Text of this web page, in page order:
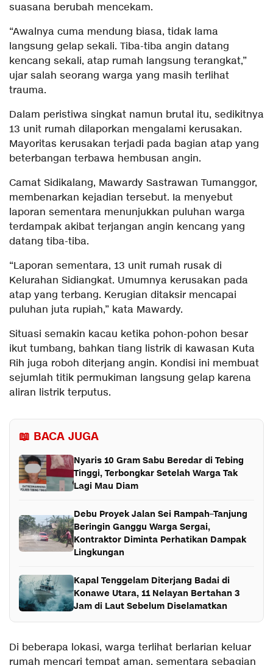
suasana berubah mencekam.
“Awalnya cuma mendung biasa, tidak lama
langsung gelap sekali. Tiba-tiba angin datang
kencang sekali, atap rumah langsung terangkat,”
ujar salah seorang warga yang masih terlihat
trauma.
Dalam peristiwa singkat namun brutal itu, sedikitnya
13 unit rumah dilaporkan mengalami kerusakan.
Mayoritas kerusakan terjadi pada bagian atap yang
beterbangan terbawa hembusan angin.
Camat Sidikalang, Mawardy Sastrawan Tumanggor,
membenarkan kejadian tersebut. Ia menyebut
laporan sementara menunjukkan puluhan warga
terdampak akibat terjangan angin kencang yang
datang tiba-tiba.
“Laporan sementara, 13 unit rumah rusak di
Kelurahan Sidiangkat. Umumnya kerusakan pada
atap yang terbang. Kerugian ditaksir mencapai
puluhan juta rupiah,” kata Mawardy.
Situasi semakin kacau ketika pohon-pohon besar
ikut tumbang, bahkan tiang listrik di kawasan Kuta
Rih juga roboh diterjang angin. Kondisi ini membuat
sejumlah titik permukiman langsung gelap karena
aliran listrik terputus.
📖 BACA JUGA
Nyaris 10 Gram Sabu Beredar di Tebing
Tinggi, Terbongkar Setelah Warga Tak
Lagi Mau Diam
Debu Proyek Jalan Sei Rampah–Tanjung
Beringin Ganggu Warga Sergai,
Kontraktor Diminta Perhatikan Dampak
Lingkungan
Kapal Tenggelam Diterjang Badai di
Konawe Utara, 11 Nelayan Bertahan 3
Jam di Laut Sebelum Diselamatkan
Di beberapa lokasi, warga terlihat berlarian keluar
rumah mencari tempat aman, sementara sebagian